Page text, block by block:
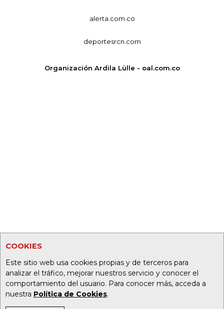
COOKIES
Este sitio web usa cookies propias y de terceros para
analizar el tráfico, mejorar nuestros servicio y conocer el
comportamiento del usuario. Para conocer más, acceda a
nuestra Política de Cookies.
alerta.com.co
deportesrcn.com
Organización Ardila Lülle - oal.com.co